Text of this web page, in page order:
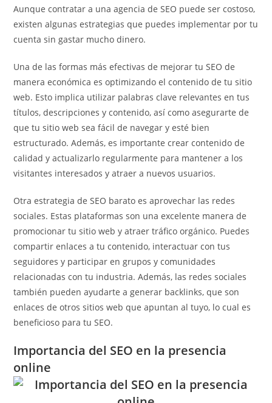
Aunque contratar a una agencia de SEO puede ser costoso,
existen algunas estrategias que puedes implementar por tu
cuenta sin gastar mucho dinero.
Una de las formas más efectivas de mejorar tu SEO de
manera económica es optimizando el contenido de tu sitio
web. Esto implica utilizar palabras clave relevantes en tus
títulos, descripciones y contenido, así como asegurarte de
que tu sitio web sea fácil de navegar y esté bien
estructurado. Además, es importante crear contenido de
calidad y actualizarlo regularmente para mantener a los
visitantes interesados y atraer a nuevos usuarios.
Otra estrategia de SEO barato es aprovechar las redes
sociales. Estas plataformas son una excelente manera de
promocionar tu sitio web y atraer tráfico orgánico. Puedes
compartir enlaces a tu contenido, interactuar con tus
seguidores y participar en grupos y comunidades
relacionadas con tu industria. Además, las redes sociales
también pueden ayudarte a generar backlinks, que son
enlaces de otros sitios web que apuntan al tuyo, lo cual es
beneficioso para tu SEO.
Importancia del SEO en la presencia
online